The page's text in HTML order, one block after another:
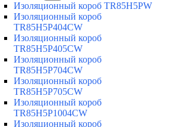
Изоляционный короб TR85H5PW
Изоляционный короб
TR85H5P404CW
Изоляционный короб
TR85H5P405CW
Изоляционный короб
TR85H5P704CW
Изоляционный короб
TR85H5P705CW
Изоляционный короб
TR85H5P1004CW
Изоляционный короб